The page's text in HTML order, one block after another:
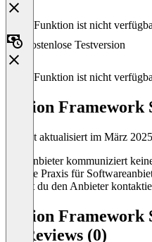
Diese Funktion ist nicht
Kostenlose Testversion
Diese Funktion ist nicht
Fusion Framework
Zuletzt aktualisiert im März 2025
Der Anbieter kommuniziert
übliche Praxis für
kannst du den Anbieter
Fusion
& Reviews (0)